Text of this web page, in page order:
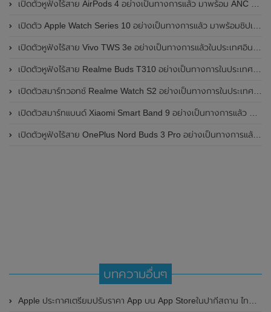
เปิดตัวหูฟังไร้สาย AirPods 4 อย่างเป็นทางการแล้ว มาพร้อม ANC และฟีเจอร์ใหม่มากมาย
เปิดตัว Apple Watch Series 10 อย่างเป็นทางการแล้ว มาพร้อมชิปเซ็ตรุ่น S10
เปิดตัวหูฟังไร้สาย Vivo TWS 3e อย่างเป็นทางการแล้วในประเทศอินเดีย มาพร้อมระบบตัดเสียงรบกวน ANC ที่ 30dB , ป้องกันฝุ่นและกันน้ำที่ระดับ IP54 , แบตเตอรี่สามารถใช้งานนานสูงสุด 36 ชั่วโมง
เปิดตัวหูฟังไร้สาย Realme Buds T310 อย่างเป็นทางการในประเทศอินเดีย มาพร้อมระบบตัดเสียงรบกวน ANC สูงสุด 46dB , เสียงรอบทิศทาง 360 องศา , แบตเตอรี่สามารถใช้งานได้นานสูงสุด 40 ชั่วโมง
เปิดตัวสมาร์ทวอทช์ Realme Watch S2 อย่างเป็นทางการในประเทศอินเดีย มาพร้อมตัวเรือนสแตนเลสสตีล , หน้าจอแสดงผล AMOLED ขนาด 1.43 นิ้ว , แบตเตอรี่ขนาดใหญ่ใช้งานได้นาน 20 วัน และรองรับคำสั่งเสียง Super AI Engine ที่ขับเคลื่อนโดย ChatGPT
เปิดตัวสมาร์ทแบนด์ Xiaomi Smart Band 9 อย่างเป็นทางการแล้ว มาพร้อมหน้าจอ AMOLED ขนาด 1.62 นิ้ว , ตัวเรือนเป็นโลหะ และแบตเตอรี่สุดอึดสามารถใช้งานได้นานถึง 21 วัน
เปิดตัวหูฟังไร้สาย OnePlus Nord Buds 3 Pro อย่างเป็นทางการแล้ว มาพร้อมระบบตัดเสียงรบกวน (ANC) สามารถลดเสียงรบกวนได้ 49dB และแบตเตอรี่สุดอึดใช้งานได้นานสูงสุดถึง 44 ชั่วโมง
บทความอื่นๆ
Apple ประกาศเตรียมปรับราคา App บน App Storeในปากีสถาน ไทย และสิงคโปร์